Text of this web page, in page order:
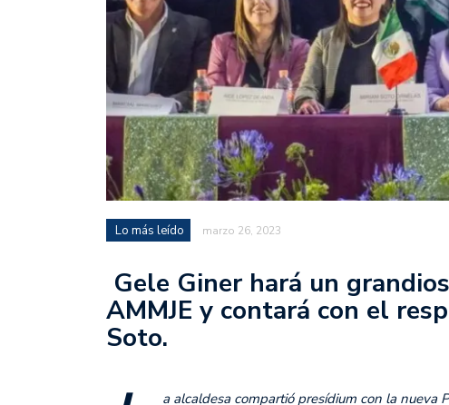
Lo más leído marzo 26, 2023
Gele Giner hará un
AMMJE y contará con el
Soto.
a alcaldesa compartió presídium con la nueva